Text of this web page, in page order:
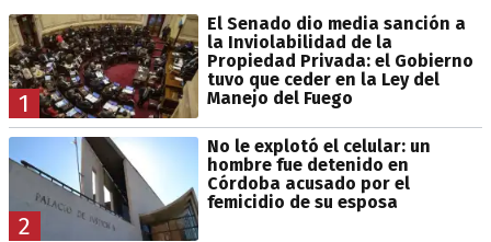
1
El Senado dio media sanción a
la Inviolabilidad de la
Propiedad Privada: el Gobierno
tuvo que ceder en la Ley del
Manejo del Fuego
2
No le explotó el celular: un
hombre fue detenido en
Córdoba acusado por el
femicidio de su esposa